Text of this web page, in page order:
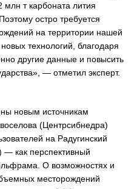
млн т карбоната лития
остро требуется
на территории нашей
технологий, благодаря
другие данные и повысить
— отметил эксперт.
новым источникам
(Центрсибнедра)
на Радугинский
— как перспективный
О возможностях и
месторождений